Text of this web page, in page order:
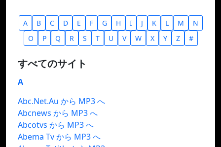
A B C D E F G H I J K L M
N
O
P Q R S T U V W X Y Z #
すべてのサイト
A
Abc.Net.Au から MP3 へ
Abcnews から MP3 へ
Abcotvs から MP3 へ
Abema Tv から MP3 へ